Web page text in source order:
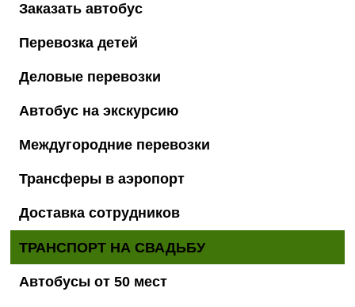
Заказать автобус
Перевозка детей
Деловые перевозки
Автобус на экскурсию
Междугородние перевозки
Трансферы в аэропорт
Доставка сотрудников
ТРАНСПОРТ НА СВАДЬБУ
Автобусы от 50 мест